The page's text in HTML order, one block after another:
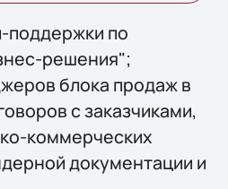
поддержки по
решения";
блока продаж в
с заказчиками,
коммерческих
документации и